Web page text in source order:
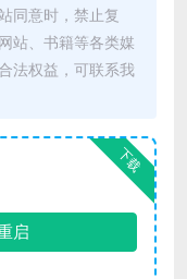
同意时，禁止复
站、书籍等各类媒
法权益，可联系我
下载
启